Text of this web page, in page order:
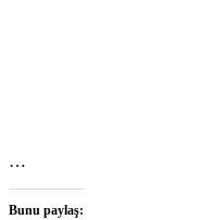
…
Bunu paylaş: